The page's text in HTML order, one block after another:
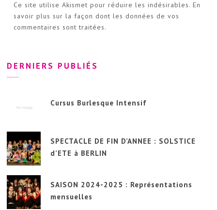
Ce site utilise Akismet pour réduire les indésirables. En
savoir plus sur la façon dont les données de vos
commentaires sont traitées.
DERNIERS PUBLIÉS
Cursus Burlesque Intensif
SPECTACLE DE FIN D’ANNEE : SOLSTICE
d’ETE à BERLIN
SAISON 2024-2025 : Représentations
mensuelles